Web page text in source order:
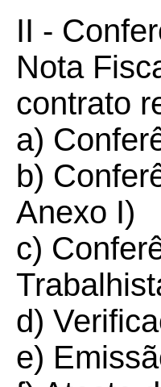
II -
Nota
contrato
a)
b)
Anexo I)
c)
d)
e)